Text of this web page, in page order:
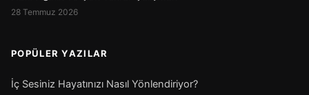
28 Temmuz 2026
POPÜLER YAZILAR
İç Sesiniz Hayatınızı Nasıl Yönlendiriyor?